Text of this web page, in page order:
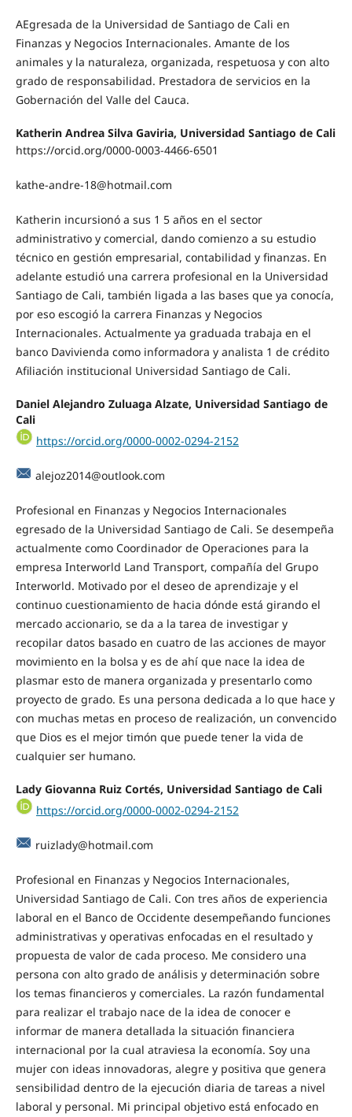
AEgresada de la Universidad de Santiago de Cali en
Finanzas y Negocios Internacionales. Amante de los
animales y la naturaleza, organizada, respetuosa y con alto
grado de responsabilidad. Prestadora de servicios en la
Gobernación del Valle del Cauca.
Katherin Andrea Silva Gaviria, Universidad Santiago de Cali
https://orcid.org/0000-0003-4466-6501
kathe-andre-18@hotmail.com
Katherin incursionó a sus 1 5 años en el sector
administrativo y comercial, dando comienzo a su estudio
técnico en gestión empresarial, contabilidad y finanzas. En
adelante estudió una carrera profesional en la Universidad
Santiago de Cali, también ligada a las bases que ya conocía,
por eso escogió la carrera Finanzas y Negocios
Internacionales. Actualmente ya graduada trabaja en el
banco Davivienda como informadora y analista 1 de crédito
Afiliación institucional Universidad Santiago de Cali.
Daniel Alejandro Zuluaga Alzate, Universidad Santiago de
Cali
https://orcid.org/0000-0002-0294-2152
alejoz2014@outlook.com
Profesional en Finanzas y Negocios Internacionales
egresado de la Universidad Santiago de Cali. Se desempeña
actualmente como Coordinador de Operaciones para la
empresa Interworld Land Transport, compañía del Grupo
Interworld. Motivado por el deseo de aprendizaje y el
continuo cuestionamiento de hacia dónde está girando el
mercado accionario, se da a la tarea de investigar y
recopilar datos basado en cuatro de las acciones de mayor
movimiento en la bolsa y es de ahí que nace la idea de
plasmar esto de manera organizada y presentarlo como
proyecto de grado. Es una persona dedicada a lo que hace y
con muchas metas en proceso de realización, un convencido
que Dios es el mejor timón que puede tener la vida de
cualquier ser humano.
Lady Giovanna Ruiz Cortés, Universidad Santiago de Cali
https://orcid.org/0000-0002-0294-2152
ruizlady@hotmail.com
Profesional en Finanzas y Negocios Internacionales,
Universidad Santiago de Cali. Con tres años de experiencia
laboral en el Banco de Occidente desempeñando funciones
administrativas y operativas enfocadas en el resultado y
propuesta de valor de cada proceso. Me considero una
persona con alto grado de análisis y determinación sobre
los temas financieros y comerciales. La razón fundamental
para realizar el trabajo nace de la idea de conocer e
informar de manera detallada la situación financiera
internacional por la cual atraviesa la economía. Soy una
mujer con ideas innovadoras, alegre y positiva que genera
sensibilidad dentro de la ejecución diaria de tareas a nivel
laboral y personal. Mi principal objetivo está enfocado en